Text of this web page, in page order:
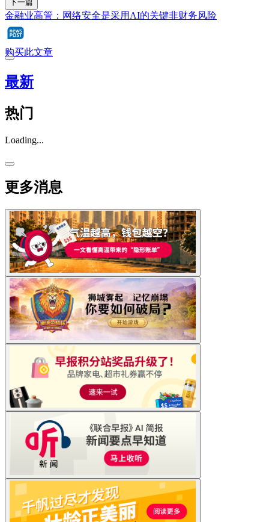
下一篇
金融业高管：网络安全是采用AI的关键非财务风险
购买此文章
最新
热门
Loading...
更多消息